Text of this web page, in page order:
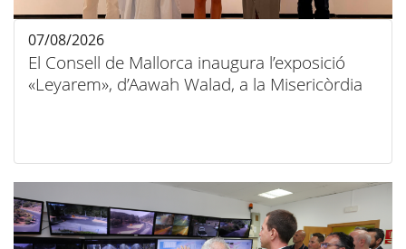
El Consell de Mallorca inaugura l’exposició
«Leyarem», d’Aawah Walad, a la Misericòrdia
07/08/2026